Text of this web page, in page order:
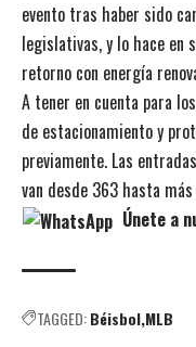
evento tras haber sido
legislativas, y lo hace en
retorno con energía
A tener en cuenta para
de estacionamiento y
previamente. Las
van desde 363 hasta
Únete a
TAGGED:Béisbol MLB